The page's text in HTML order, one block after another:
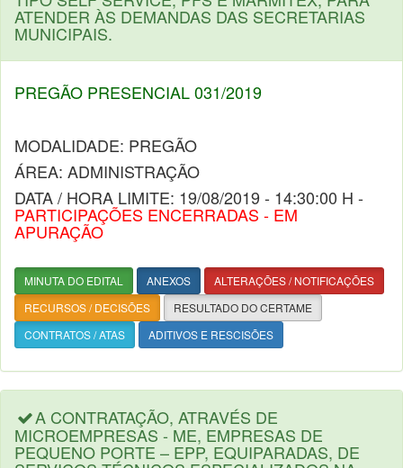
ATENDER ÀS DEMANDAS DAS SECRETARIAS
MUNICIPAIS.
PREGÃO PRESENCIAL 031/2019
MODALIDADE: PREGÃO
ÁREA: ADMINISTRAÇÃO
DATA / HORA LIMITE: 19/08/2019 - 14:30:00 H -
PARTICIPAÇÕES ENCERRADAS - EM
APURAÇÃO
MINUTA DO EDITAL ANEXOS
ALTERAÇÕES / NOTIFICAÇÕES
RECURSOS / DECISÕES
RESULTADO DO CERTAME
CONTRATOS / ATAS
ADITIVOS E RESCISÕES
A CONTRATAÇÃO, ATRAVÉS DE
MICROEMPRESAS - ME, EMPRESAS DE
PEQUENO PORTE – EPP, EQUIPARADAS, DE